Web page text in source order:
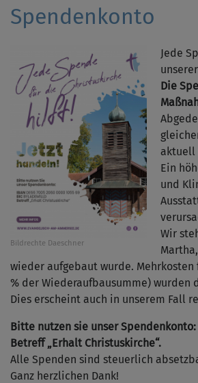
Spendenkonto
Bildrechte Daeschner
Jede
Die
aktuell
Ein
und
Wir
wieder aufgebaut wurde.
% der Wiederaufbausumme) wurden
Dies erscheint auch in unserem Fall
Bitte nutzen sie unser Spendenkonto:
Betreff „Erhalt Christuskirche“.
Alle Spenden sind steuerlich
Ganz herzlichen Dank!